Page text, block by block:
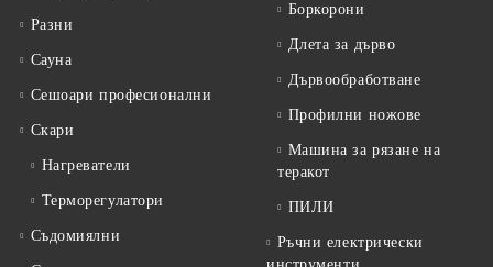
Разни
Сауна
Сешоари професионални
Скари
Нагреватели
Терморегулатори
Съдомиялни
Боркорони
Длета за дърво
Дървообработване
Профилни ножове
Машина за рязане на
теракот
ПИЛИ
Ръчни електрически